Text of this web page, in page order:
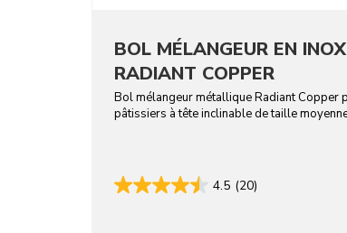
BOL MÉLANGEUR EN
RADIANT COPPER
Bol mélangeur métallique Radiant Copper
pâtissiers à tête inclinable de taille
4.5 (20)